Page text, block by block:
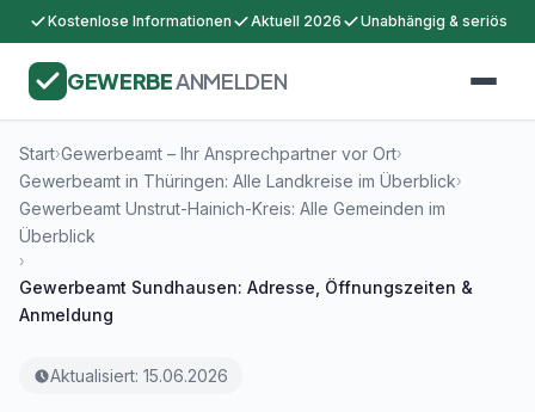
Kostenlose Informationen Aktuell 2026 Unabhängig & seriös
GEWERBEANMELDEN
Start›Gewerbeamt – Ihr Ansprechpartner vor Ort›
Gewerbeamt in Thüringen: Alle Landkreise im Überblick›
Gewerbeamt Unstrut-Hainich-Kreis: Alle Gemeinden im
Überblick
›
Gewerbeamt Sundhausen: Adresse, Öffnungszeiten &
Anmeldung
Aktualisiert: 15.06.2026